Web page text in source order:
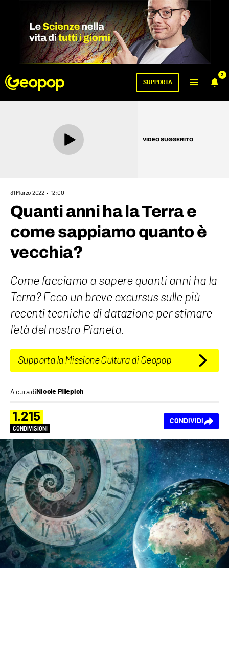
2
SUPPORTA
VIDEO SUGGERITO
31 Marzo 2022 12:00
Quanti anni ha la Terra e
come sappiamo quanto è
vecchia?
Come facciamo a sapere quanti anni ha la
Terra? Ecco un breve excursus sulle più
recenti tecniche di datazione per stimare
l'età del nostro Pianeta.
Supporta la Missione Cultura di Geopop
A cura diNicole Pillepich
1.215
CONDIVISIONI
CONDIVIDI